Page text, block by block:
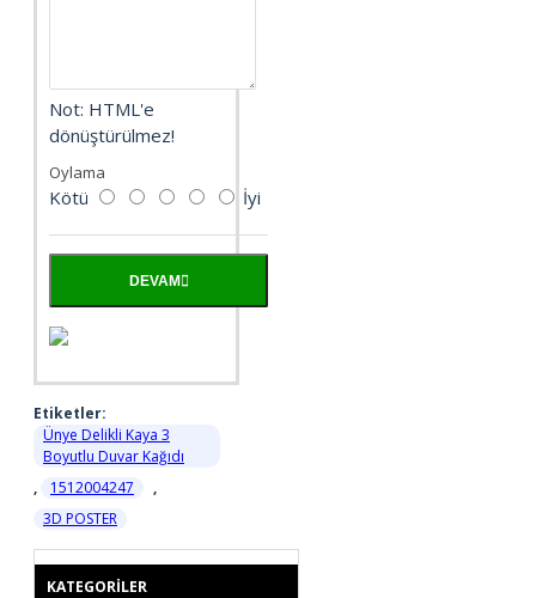
Not: HTML'e
dönüştürülmez!
Oylama
Kötü İyi
DEVAM
Etiketler:
Ünye Delikli Kaya 3
Boyutlu Duvar Kağıdı
,
1512004247
,
3D POSTER
KATEGORILER